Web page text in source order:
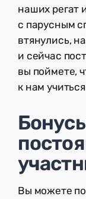
наших регат
с парусным
втянулись,
и сейчас
вы поймете,
к нам
Вы можете